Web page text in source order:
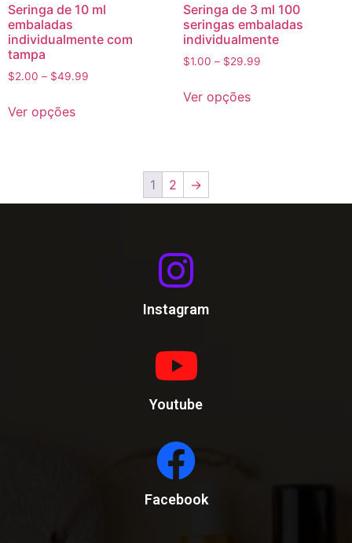
Seringa de 10 ml
embaladas
individualmente com
tampa
$2.00 – $49.99
Ver opções
Seringa de 3 ml 100
seringas embaladas
individualmente
$1.00 – $29.99
Ver opções
1 2 →
Instagram
Youtube
Facebook